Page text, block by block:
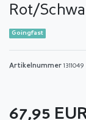
Rot/
Goingfast
Artikelnummer 1311049
67,95